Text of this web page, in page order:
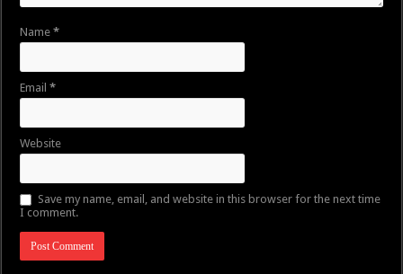
Name*
Email*
Website
Save my name, email, and website in this browser for the next time
I comment.